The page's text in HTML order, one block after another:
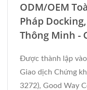
ODM/OEM
Pháp
Thông Minh -
Được thành lập
Giao dịch Chứng
3272), Good Way